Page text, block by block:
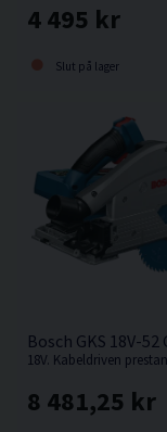
4 495 kr
Slut på lager
Bosch GKS 18V-52
8 481,25 kr